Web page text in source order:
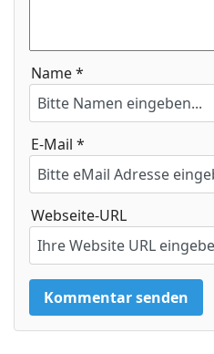
Name *
E-Mail *
Webseite-URL